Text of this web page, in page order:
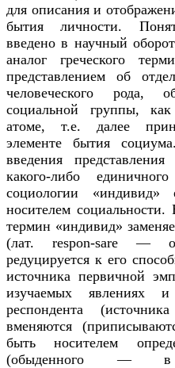
для описания и
бытия личности.
введено в научный
аналог греческого
представлением об
человеческого рода,
социальной группы,
атоме, т.е. далее
элементе бытия
введения
какого-либо
социологии «индивид»
носителем социальности.
термин «индивид»
(лат. respon-sare —
редуцируется к его
источника первичной
изучаемых явлениях
респондента
вменяются
быть носителем
(обыденного — в